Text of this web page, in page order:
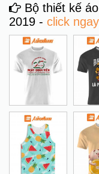
Bộ thiết kế
2019 - click ngay